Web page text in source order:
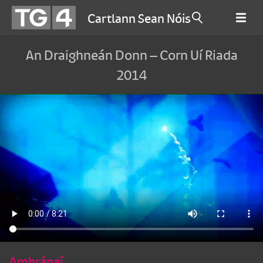
Cartlann Sean Nóis
An Draighneán Donn – Corn Uí Riada
2014